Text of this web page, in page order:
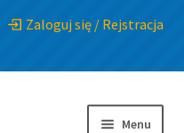
Zaloguj się / Rejstracja
Menu